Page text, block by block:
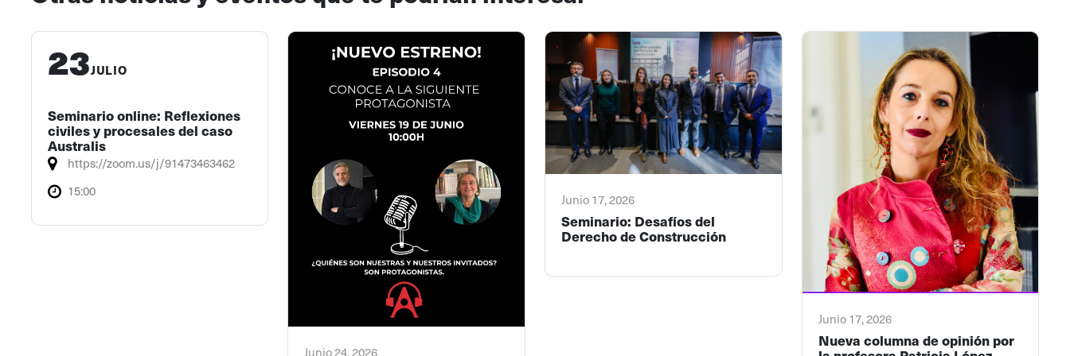
23JULIO
Seminario online: Reflexiones
civiles y procesales del caso
Australis
https://zoom.us/j/91473463462
15:00
Junio 24, 2026
Junio 17, 2026
Seminario: Desafíos del
Derecho de Construcción
Junio 17, 2026
Nueva columna de opinión por